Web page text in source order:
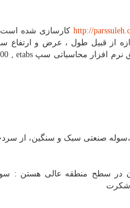
http://کارسازی شده است
از قبیل طول ، عرض و ارتفاع
نرم افزار محاسباتی سپ , etabs
صنعتی سبک و سنگین، از
در سطح منطقه عالی هستن :